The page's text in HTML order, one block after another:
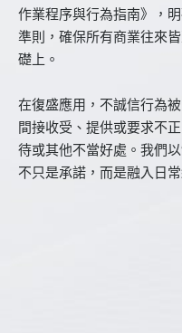
作業程序與行為指南》，
準則，確保所有商業往來
礎上。
在復盛應用，不誠信行為
間接收受、提供或要求不
待或其他不當好處。我們
不只是承諾，而是融入日